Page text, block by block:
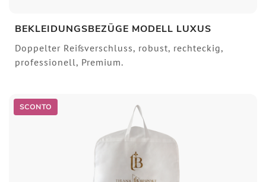
BEKLEIDUNGSBEZÜGE MODELL LUXUS
Doppelter Reißverschluss, robust, rechteckig,
professionell, Premium.
SCONTO